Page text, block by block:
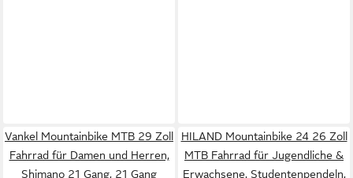
Vankel Mountainbike MTB 29 Zoll
Fahrrad für Damen und Herren,
Shimano 21 Gang, 21 Gang
HILAND Mountainbike 24 26 Zoll
MTB Fahrrad für Jugendliche &
Erwachsene, Studentenpendeln,